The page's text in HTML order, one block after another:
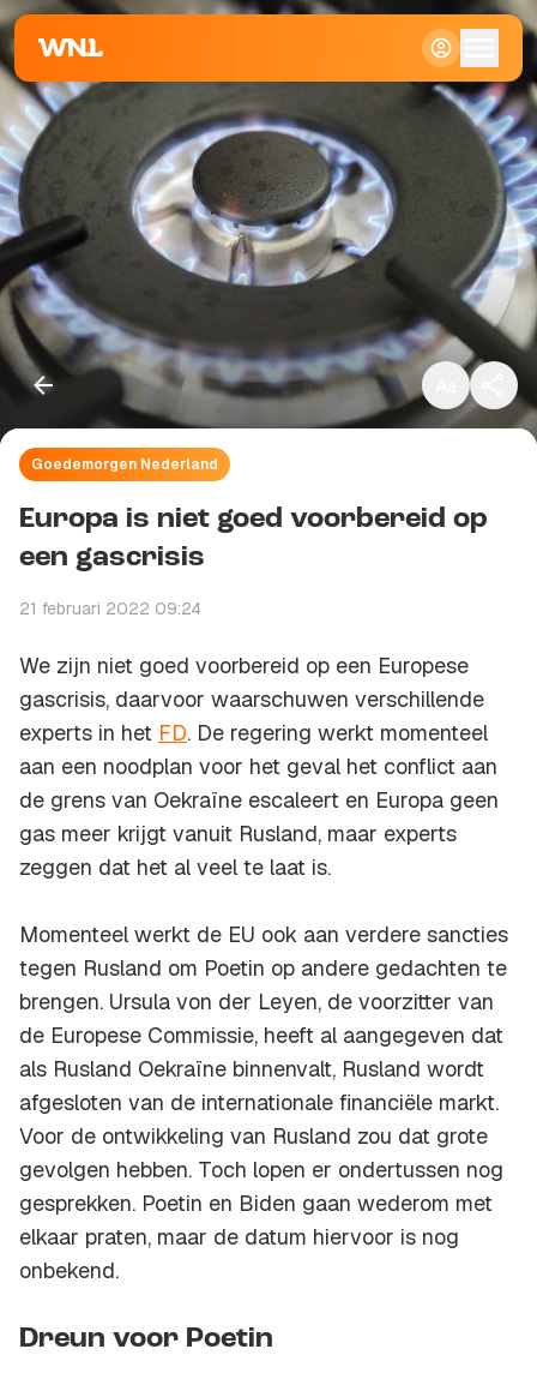
Klein
Groot
Goedemorgen Nederland
Europa is niet goed voorbereid op
een gascrisis
21 februari 2022 09:24
We zijn niet goed voorbereid op een Europese
gascrisis, daarvoor waarschuwen verschillende
experts in het FD. De regering werkt momenteel
aan een noodplan voor het geval het conflict aan
de grens van Oekraïne escaleert en Europa geen
gas meer krijgt vanuit Rusland, maar experts
zeggen dat het al veel te laat is.
Momenteel werkt de EU ook aan verdere sancties
tegen Rusland om Poetin op andere gedachten te
brengen. Ursula von der Leyen, de voorzitter van
de Europese Commissie, heeft al aangegeven dat
als Rusland Oekraïne binnenvalt, Rusland wordt
afgesloten van de internationale financiële markt.
Voor de ontwikkeling van Rusland zou dat grote
gevolgen hebben. Toch lopen er ondertussen nog
gesprekken. Poetin en Biden gaan wederom met
elkaar praten, maar de datum hiervoor is nog
onbekend.
Dreun voor Poetin